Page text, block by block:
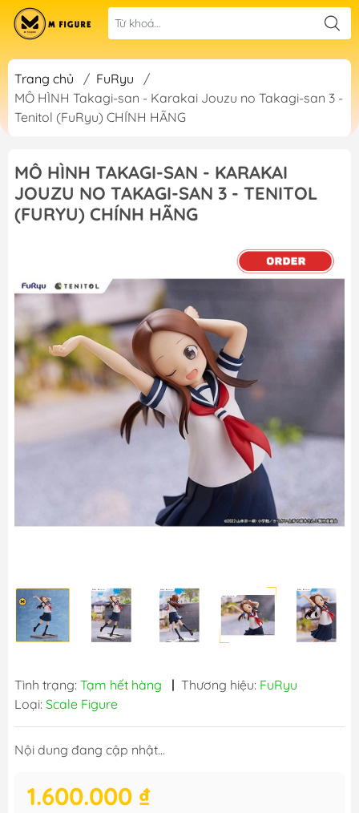
Trang chủ / FuRyu
/
MÔ HÌNH Takagi-san - Karakai Jouzu no Takagi-san 3 -
Tenitol (FuRyu) CHÍNH HÃNG
MÔ HÌNH TAKAGI-SAN - KARAKAI
JOUZU NO TAKAGI-SAN 3 - TENITOL
(FURYU) CHÍNH HÃNG
Tình trạng: Tạm hết hàng | Thương hiệu: FuRyu
Loại: Scale Figure
Nội dung đang cập nhật...
1.600.000 ₫